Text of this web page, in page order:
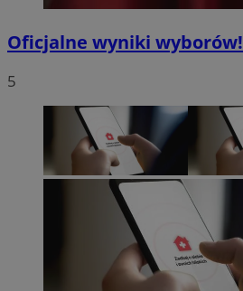
Oficjalne wyniki wyborów!
5